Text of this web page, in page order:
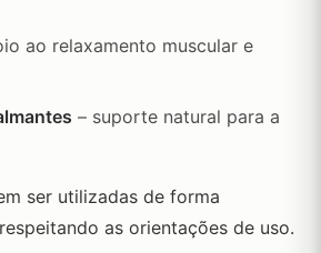
ao relaxamento muscular e
– suporte natural para a
ser utilizadas de forma
as orientações de uso.